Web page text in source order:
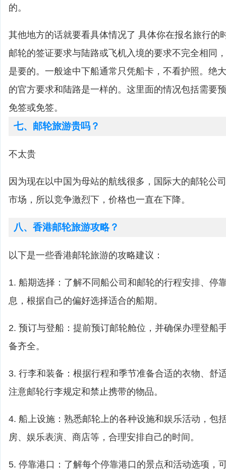
的。
其他地方的话就要看具体情况了 具体你在报名旅行的
邮轮的签证要求与陆路或飞机入境的要求不完全相同
是要的。一般途中下船通常只凭船卡，不看护照。绝
的官方要求和陆路是一样的。这里面的情况包括需要
免签或免签。
七、邮轮旅游贵吗？
不太贵
因为现在以中国为母站的航线很多，国际大的邮轮公
市场，所以竞争激烈下，价格也一直在下降。
八、香港邮轮旅游攻略？
以下是一些香港邮轮旅游的攻略建议：
1. 船期选择：了解不同船公司和邮轮的行程安排、停
息，根据自己的偏好选择适合的船期。
2. 预订与登船：提前预订邮轮舱位，并确保办理登船
备齐全。
3. 行李和装备：根据行程和季节准备合适的衣物、舒
注意邮轮行李规定和禁止携带的物品。
4. 船上设施：熟悉邮轮上的各种设施和娱乐活动，包
房、娱乐表演、商店等，合理安排自己的时间。
5. 停靠港口：了解每个停靠港口的景点和活动选项，